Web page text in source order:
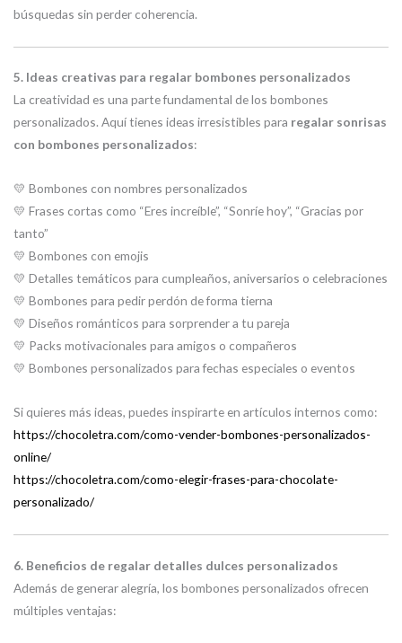
búsquedas sin perder coherencia.
5. Ideas creativas para regalar bombones personalizados
La creatividad es una parte fundamental de los bombones
personalizados. Aquí tienes ideas irresistibles para regalar sonrisas
con bombones personalizados:
💛 Bombones con nombres personalizados
💛 Frases cortas como “Eres increíble”, “Sonríe hoy”, “Gracias por
tanto”
💛 Bombones con emojis
💛 Detalles temáticos para cumpleaños, aniversarios o celebraciones
💛 Bombones para pedir perdón de forma tierna
💛 Diseños románticos para sorprender a tu pareja
💛 Packs motivacionales para amigos o compañeros
💛 Bombones personalizados para fechas especiales o eventos
Si quieres más ideas, puedes inspirarte en artículos internos como:
https://chocoletra.com/como-vender-bombones-personalizados-
online/
https://chocoletra.com/como-elegir-frases-para-chocolate-
personalizado/
6. Beneficios de regalar detalles dulces personalizados
Además de generar alegría, los bombones personalizados ofrecen
múltiples ventajas: